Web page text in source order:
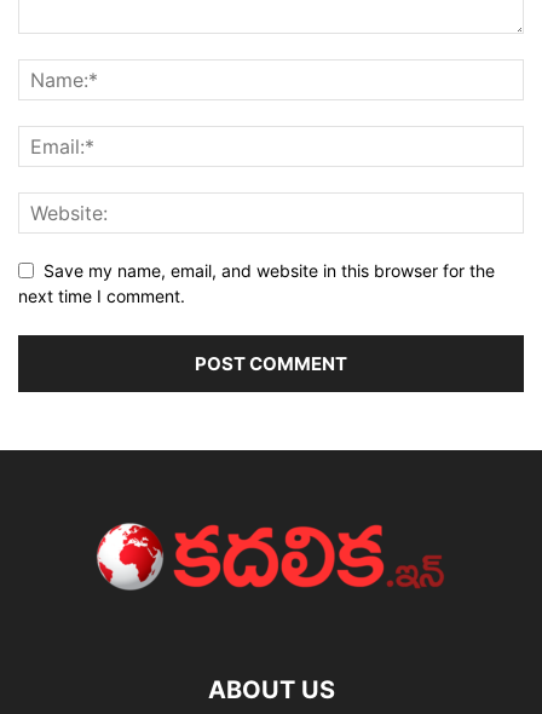
Save my name, email, and website in this browser for the
next time I comment.
ABOUT US